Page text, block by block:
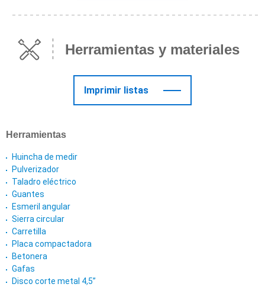
Herramientas y materiales
Imprimir listas
Herramientas
Huincha de medir
Pulverizador
Taladro eléctrico
Guantes
Esmeril angular
Sierra circular
Carretilla
Placa compactadora
Betonera
Gafas
Disco corte metal 4,5”